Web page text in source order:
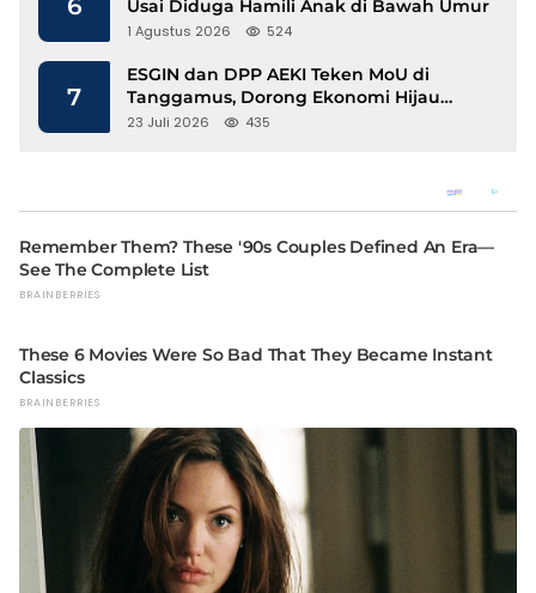
6
Usai Diduga Hamili Anak di Bawah Umur
1 Agustus 2026 524
7
ESGIN dan DPP AEKI Teken MoU di
Tanggamus, Dorong Ekonomi Hijau
Berbasis Kopi dan Perdagangan Karbon
23 Juli 2026 435